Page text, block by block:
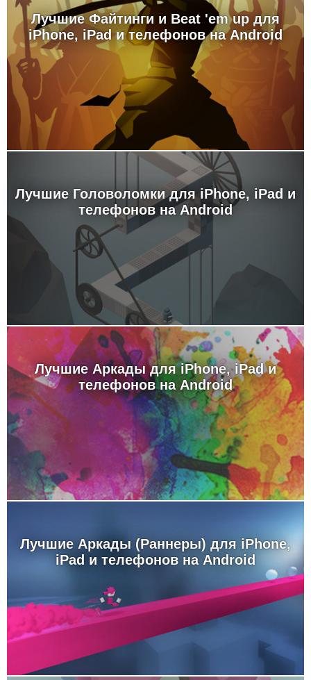
Лучшие Файтинги и Beat 'em up для
iPhone, iPad и телефонов на Android
Лучшие Головоломки для iPhone, iPad и
телефонов на Android
Лучшие Аркады для iPhone, iPad и
телефонов на Android
Лучшие Аркады (Раннеры) для iPhone,
iPad и телефонов на Android